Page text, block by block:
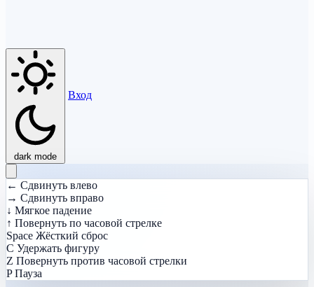
dark mode
Вход
← Сдвинуть влево
→ Сдвинуть вправо
↓ Мягкое падение
↑ Повернуть по часовой стрелке
Space Жёсткий сброс
C Удержать фигуру
Z Повернуть против часовой стрелки
P Пауза